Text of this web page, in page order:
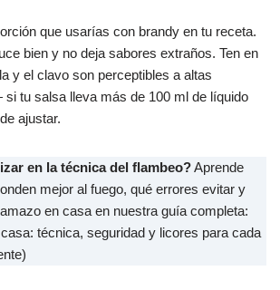
que usarías con brandy en tu receta.
bien y no deja sabores extraños. Ten en
y el clavo son perceptibles a altas
tu salsa lleva más de 100 ml de líquido
ajustar.
en la técnica del flambeo?Aprende
mejor al fuego, qué errores evitar y
en casa en nuestra guía completa:
técnica, seguridad y licores para cada